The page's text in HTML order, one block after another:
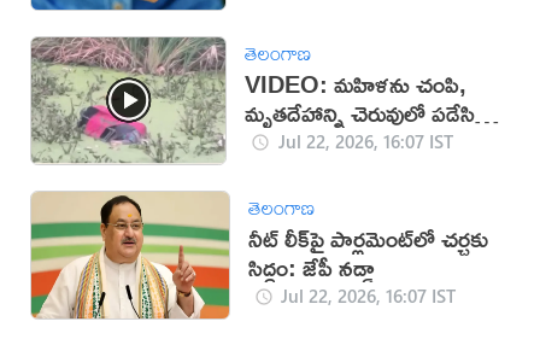
తెలంగాణ
VIDEO: మహిళను చంపి,
మృతదేహాన్ని చెరువులో పడేసిన
దుండగులు!
Jul 22, 2026, 16:07 IST
తెలంగాణ
నీట్ లీక్‌పై పార్లమెంట్‌లో చర్చకు
సిద్ధం: జేపీ నడ్డా
Jul 22, 2026, 16:07 IST